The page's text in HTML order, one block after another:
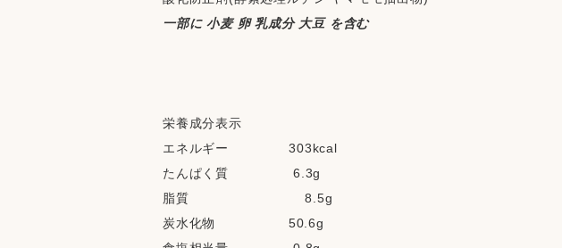
一部に 小麦 卵 乳成分 大豆 を含む
栄養成分表示
エネルギー              303kcal
たんぱく質               6.3g
脂質                           8.5g
炭水化物                 50.6g